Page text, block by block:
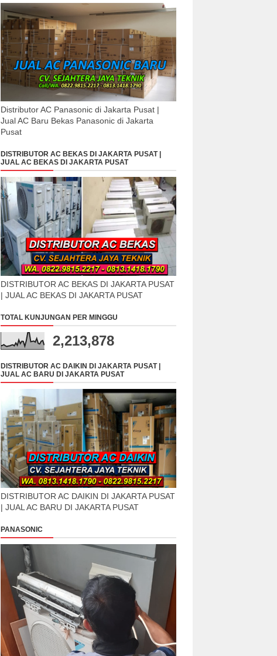
Distributor AC Panasonic di Jakarta Pusat |
Jual AC Baru Bekas Panasonic di Jakarta
Pusat
DISTRIBUTOR AC BEKAS DI JAKARTA PUSAT |
JUAL AC BEKAS DI JAKARTA PUSAT
DISTRIBUTOR AC BEKAS DI JAKARTA PUSAT
| JUAL AC BEKAS DI JAKARTA PUSAT
TOTAL KUNJUNGAN PER MINGGU
2,213,878
DISTRIBUTOR AC DAIKIN DI JAKARTA PUSAT |
JUAL AC BARU DI JAKARTA PUSAT
DISTRIBUTOR AC DAIKIN DI JAKARTA PUSAT
| JUAL AC BARU DI JAKARTA PUSAT
PANASONIC